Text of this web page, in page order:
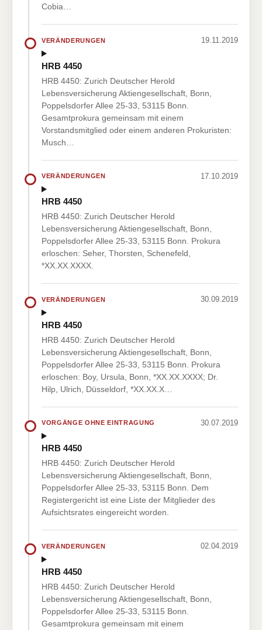
Cobia…
VERÄNDERUNGEN 19.11.2019
HRB 4450
HRB 4450: Zurich Deutscher Herold
Lebensversicherung Aktiengesellschaft, Bonn,
Poppelsdorfer Allee 25-33, 53115 Bonn.
Gesamtprokura gemeinsam mit einem
Vorstandsmitglied oder einem anderen Prokuristen:
Musch…
VERÄNDERUNGEN 17.10.2019
HRB 4450
HRB 4450: Zurich Deutscher Herold
Lebensversicherung Aktiengesellschaft, Bonn,
Poppelsdorfer Allee 25-33, 53115 Bonn. Prokura
erloschen: Seher, Thorsten, Schenefeld,
*XX.XX.XXXX.
VERÄNDERUNGEN 30.09.2019
HRB 4450
HRB 4450: Zurich Deutscher Herold
Lebensversicherung Aktiengesellschaft, Bonn,
Poppelsdorfer Allee 25-33, 53115 Bonn. Prokura
erloschen: Boy, Ursula, Bonn, *XX.XX.XXXX; Dr.
Hilp, Ulrich, Düsseldorf, *XX.XX.X…
VORGÄNGE OHNE EINTRAGUNG 30.07.2019
HRB 4450
HRB 4450: Zurich Deutscher Herold
Lebensversicherung Aktiengesellschaft, Bonn,
Poppelsdorfer Allee 25-33, 53115 Bonn. Dem
Registergericht ist eine Liste der Mitglieder des
Aufsichtsrates eingereicht worden.
VERÄNDERUNGEN 02.04.2019
HRB 4450
HRB 4450: Zurich Deutscher Herold
Lebensversicherung Aktiengesellschaft, Bonn,
Poppelsdorfer Allee 25-33, 53115 Bonn.
Gesamtprokura gemeinsam mit einem